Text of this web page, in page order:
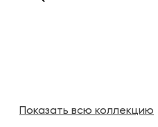
Показать всю коллекцию